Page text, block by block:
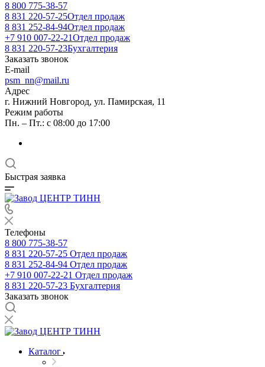
8 800 775-38-57
8 831 220-57-25Отдел продаж
8 831 252-84-94Отдел продаж
+7 910 007-22-21Отдел продаж
8 831 220-57-23Бухгалтерия
Заказать звонок
E-mail
psm_nn@mail.ru
Адрес
г. Нижний Новгород, ул. Памирская, 11
Режим работы
Пн. – Пт.: с 08:00 до 17:00
Быстрая заявка
Телефоны
8 800 775-38-57
8 831 220-57-25 Отдел продаж
8 831 252-84-94 Отдел продаж
+7 910 007-22-21 Отдел продаж
8 831 220-57-23 Бухгалтерия
Заказать звонок
Каталог